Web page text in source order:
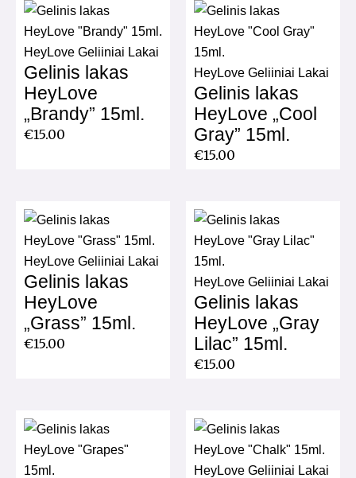
HeyLove Geliiniai Lakai
Gelinis lakas
HeyLove
„Brandy” 15ml.
€15.00
HeyLove Geliiniai Lakai
Gelinis lakas
HeyLove „Cool
Gray” 15ml.
€15.00
HeyLove Geliiniai Lakai
Gelinis lakas
HeyLove
„Grass” 15ml.
€15.00
HeyLove Geliiniai Lakai
Gelinis lakas
HeyLove „Gray
Lilac” 15ml.
€15.00
HeyLove Geliiniai Lakai